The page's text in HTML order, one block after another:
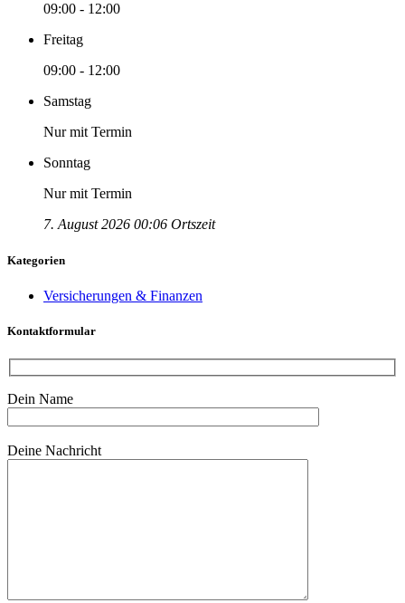
09:00 - 12:00
Freitag
09:00 - 12:00
Samstag
Nur mit Termin
Sonntag
Nur mit Termin
7. August 2026 00:06 Ortszeit
Kategorien
Versicherungen & Finanzen
Kontaktformular
Dein Name
Deine Nachricht